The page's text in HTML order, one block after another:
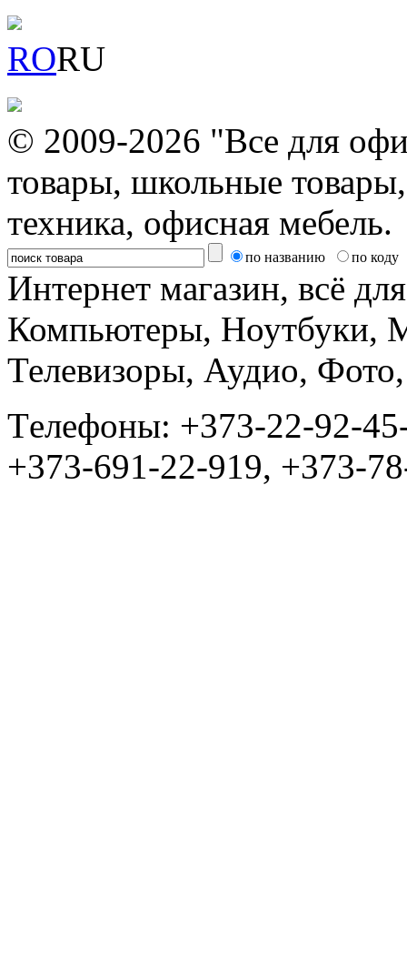
RORU
© 2009-2026 "Все для
товары, школьные
техника, офисная мебель.
по названию по коду
Интернет магазин, всё
Компьютеры, Ноутбуки,
Телевизоры, Аудио,
Tелефоны: +373-22-92-
+373-691-22-919, +373-